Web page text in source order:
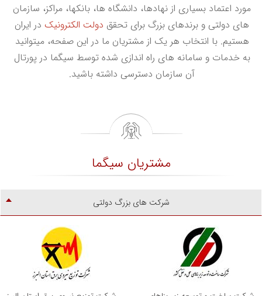
مورد اعتماد بسیاری از نهادها، دانشگاه ها، بانکها، مراکز، سازمان
های دولتی و برندهای بزرگ برای تحقق دولت الکترونیک در ایران
هستیم. با انتخاب هر یک از مشتریان ما در این صفحه، میتوانید
به خدمات و سامانه های راه اندازی شده توسط سیگما در پورتال
آن سازمان دسترسی داشته باشید.
مشتریان سیگما
شرکت های بزرگ دولتی